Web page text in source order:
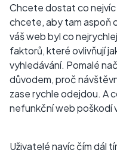
Chcete dostat co nejvíc
chcete, aby tam aspoň
váš web byl co
faktorů, které ovlivňují
vyhledávání. Pomalé
důvodem, proč
zase rychle odejdou. A
nefunkční web poškodí
Uživatelé navíc čím dál